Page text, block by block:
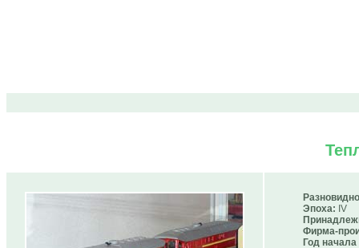
Эпоха: IV
Фирма-
Год